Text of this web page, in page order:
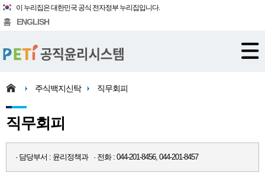
이 누리집은 대한민국 공식 전자정부 누리집입니다.
홈 ENGLISH
주식백지신탁 직무회피
직무회피
· 담당부서 : 윤리정책과 · 전화 : 044-201-8456, 044-201-8457